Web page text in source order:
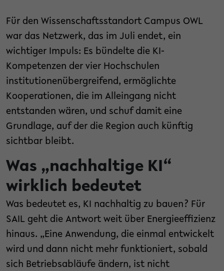
Für den Wissenschaftsstandort Campus OWL
war das Netzwerk, das im Juli endet, ein
wichtiger Impuls: Es bündelte die KI-
Kompetenzen der vier Hochschulen
institutionenübergreifend, ermöglichte
Kooperationen, die im Alleingang nicht
entstanden wären, und schuf damit eine
Grundlage, auf der die Region auch künftig
sichtbar bleibt.
Was „nachhaltige KI“
wirklich bedeutet
Was bedeutet es, KI nachhaltig zu bauen? Für
SAIL geht die Antwort weit über Energieeffizienz
hinaus. „Eine Anwendung, die einmal entwickelt
wird und dann nicht mehr funktioniert, sobald
sich Betriebsabläufe ändern, ist nicht